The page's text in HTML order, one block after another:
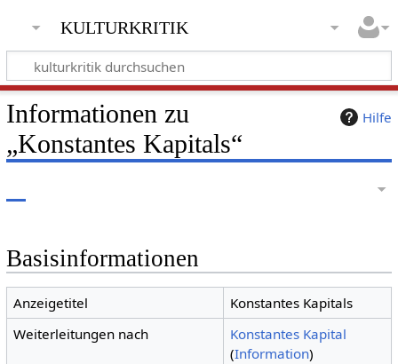
kulturkritik
Hilfe
Informationen zu
„Konstantes Kapitals“
Basisinformationen
Anzeigetitel
Konstantes Kapitals
Weiterleitungen nach
Konstantes Kapital
(Information)